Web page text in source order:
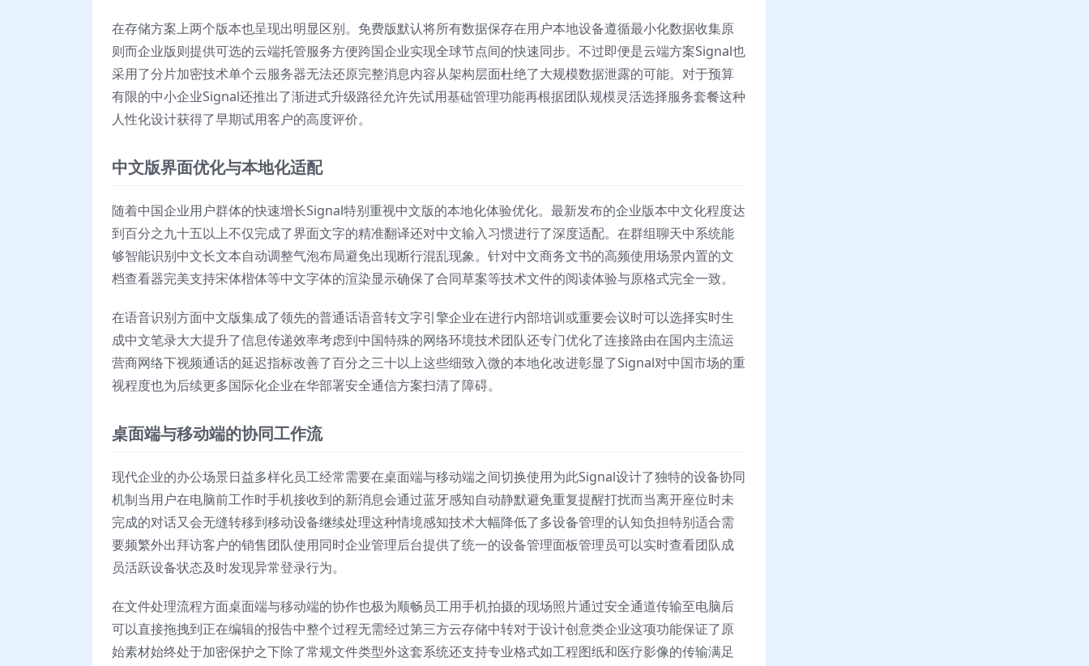
在存储方案上两个版本也呈现出明显区别。免费版默认将所有数据保存在用户本地设备遵循最小化数据收集原
则而企业版则提供可选的云端托管服务方便跨国企业实现全球节点间的快速同步。不过即便是云端方案Signal也
采用了分片加密技术单个云服务器无法还原完整消息内容从架构层面杜绝了大规模数据泄露的可能。对于预算
有限的中小企业Signal还推出了渐进式升级路径允许先试用基础管理功能再根据团队规模灵活选择服务套餐这种
人性化设计获得了早期试用客户的高度评价。
中文版界面优化与本地化适配
随着中国企业用户群体的快速增长Signal特别重视中文版的本地化体验优化。最新发布的企业版本中文化程度达
到百分之九十五以上不仅完成了界面文字的精准翻译还对中文输入习惯进行了深度适配。在群组聊天中系统能
够智能识别中文长文本自动调整气泡布局避免出现断行混乱现象。针对中文商务文书的高频使用场景内置的文
档查看器完美支持宋体楷体等中文字体的渲染显示确保了合同草案等技术文件的阅读体验与原格式完全一致。
在语音识别方面中文版集成了领先的普通话语音转文字引擎企业在进行内部培训或重要会议时可以选择实时生
成中文笔录大大提升了信息传递效率考虑到中国特殊的网络环境技术团队还专门优化了连接路由在国内主流运
营商网络下视频通话的延迟指标改善了百分之三十以上这些细致入微的本地化改进彰显了Signal对中国市场的重
视程度也为后续更多国际化企业在华部署安全通信方案扫清了障碍。
桌面端与移动端的协同工作流
现代企业的办公场景日益多样化员工经常需要在桌面端与移动端之间切换使用为此Signal设计了独特的设备协同
机制当用户在电脑前工作时手机接收到的新消息会通过蓝牙感知自动静默避免重复提醒打扰而当离开座位时未
完成的对话又会无缝转移到移动设备继续处理这种情境感知技术大幅降低了多设备管理的认知负担特别适合需
要频繁外出拜访客户的销售团队使用同时企业管理后台提供了统一的设备管理面板管理员可以实时查看团队成
员活跃设备状态及时发现异常登录行为。
在文件处理流程方面桌面端与移动端的协作也极为顺畅员工用手机拍摄的现场照片通过安全通道传输至电脑后
可以直接拖拽到正在编辑的报告中整个过程无需经过第三方云存储中转对于设计创意类企业这项功能保证了原
始素材始终处于加密保护之下除了常规文件类型外这套系统还支持专业格式如工程图纸和医疗影像的传输满足